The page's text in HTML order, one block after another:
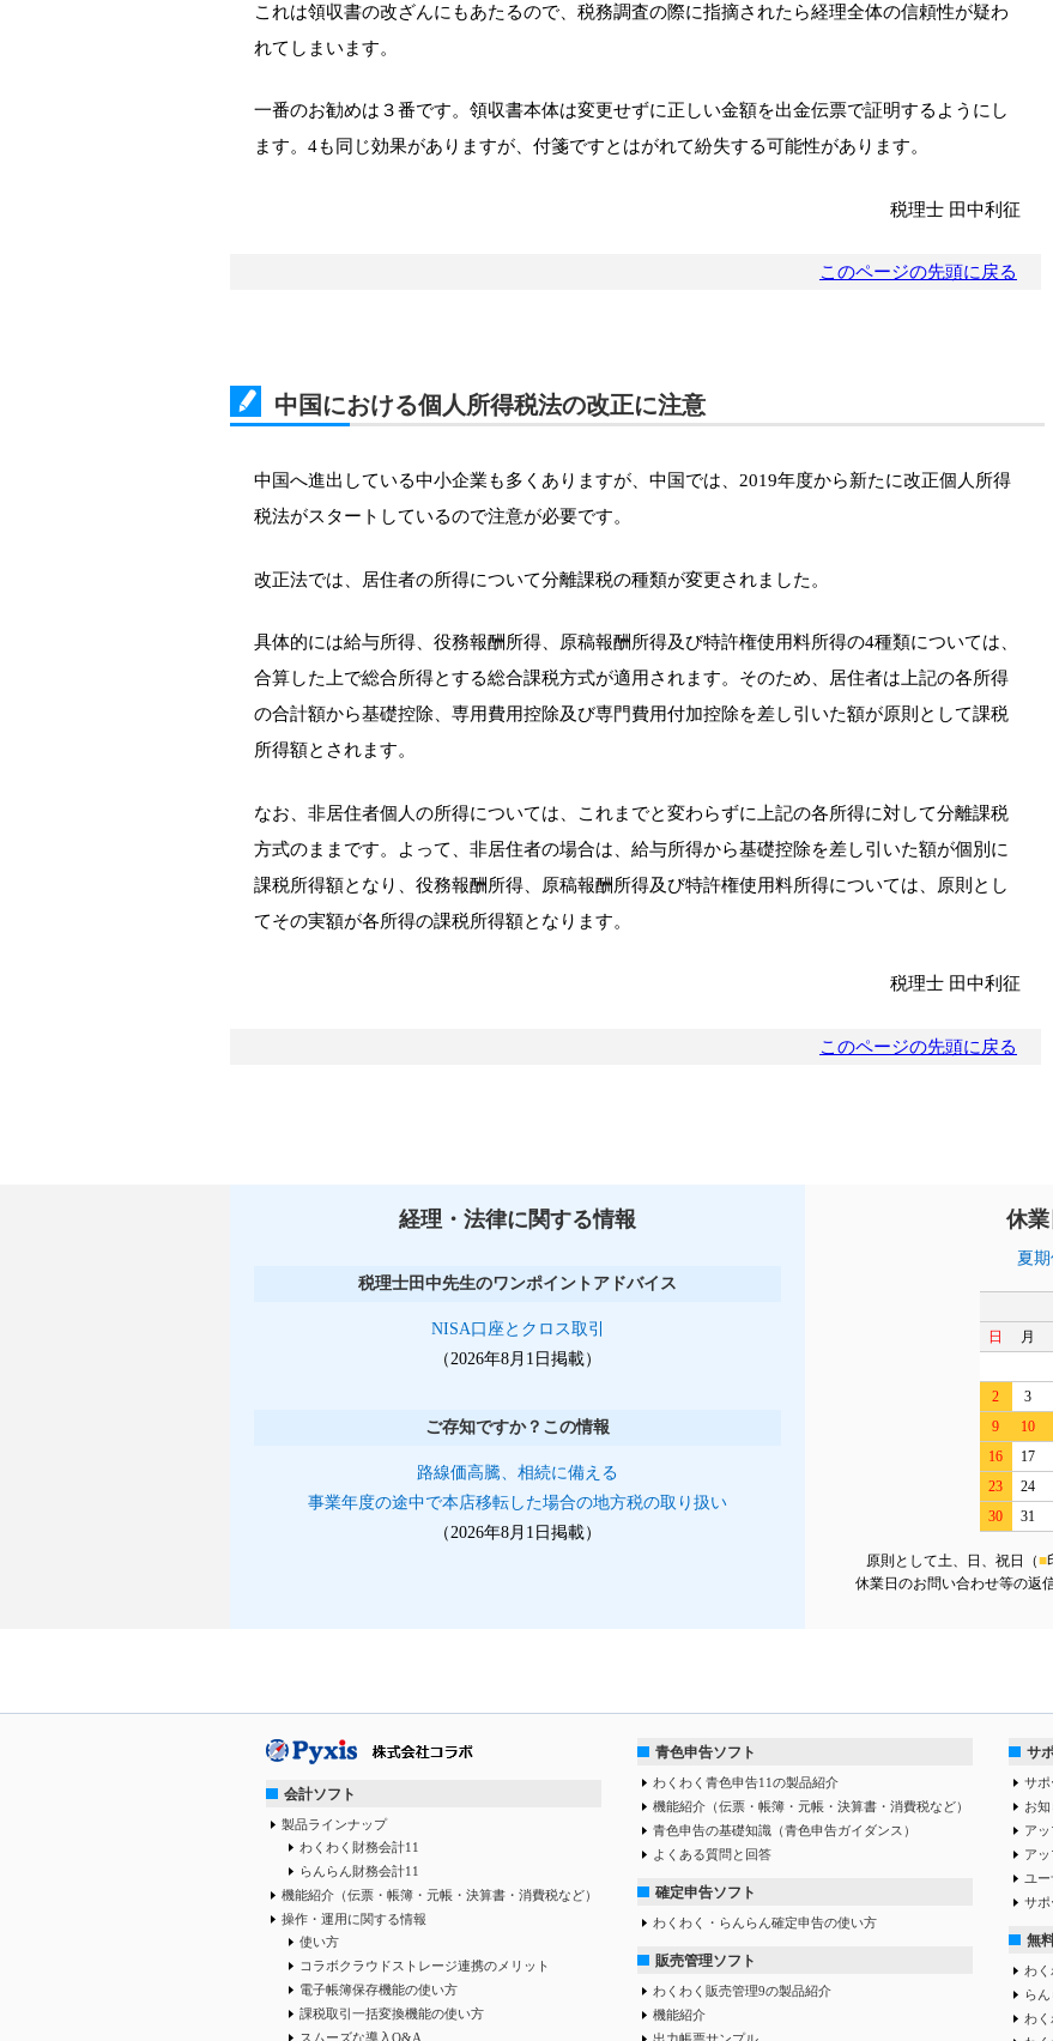
これは領収書の改ざんにもあたるので、税務調査の際に指摘されたら経理全体の信頼性が疑わ
れてしまいます。
一番のお勧めは３番です。領収書本体は変更せずに正しい金額を出金伝票で証明するようにし
ます。4も同じ効果がありますが、付箋ですとはがれて紛失する可能性があります。
税理士 田中利征
このページの先頭に戻る
中国における個人所得税法の改正に注意
中国へ進出している中小企業も多くありますが、中国では、2019年度から新たに改正個人所得
税法がスタートしているので注意が必要です。
改正法では、居住者の所得について分離課税の種類が変更されました。
具体的には給与所得、役務報酬所得、原稿報酬所得及び特許権使用料所得の4種類については、
合算した上で総合所得とする総合課税方式が適用されます。そのため、居住者は上記の各所得
の合計額から基礎控除、専用費用控除及び専門費用付加控除を差し引いた額が原則として課税
所得額とされます。
なお、非居住者個人の所得については、これまでと変わらずに上記の各所得に対して分離課税
方式のままです。よって、非居住者の場合は、給与所得から基礎控除を差し引いた額が個別に
課税所得額となり、役務報酬所得、原稿報酬所得及び特許権使用料所得については、原則とし
てその実額が各所得の課税所得額となります。
税理士 田中利征
このページの先頭に戻る
経理・法律に関する情報
税理士田中先生のワンポイントアドバイス
NISA口座とクロス取引
（2026年8月1日掲載）
ご存知ですか？この情報
路線価高騰、相続に備える
事業年度の途中で本店移転した場合の地方税の取り扱い
（2026年8月1日掲載）
休
夏
日
月
2
3
9
10
16
17
23
24
30
31
原則として土、日、祝日（■
休業日のお問い合わせ等の返
会計ソフト
製品ラインナップ
わくわく財務会計11
らんらん財務会計11
機能紹介（伝票・帳簿・元帳・決算書・消費税など）
操作・運用に関する情報
使い方
コラボクラウドストレージ連携のメリット
電子帳簿保存機能の使い方
課税取引一括変換機能の使い方
スムーズな導入Q&A
青色申告ソフト
わくわく青色申告11の製品紹介
機能紹介（伝票・帳簿・元帳・決算書・消費税など）
青色申告の基礎知識（青色申告ガイダンス）
よくある質問と回答
確定申告ソフト
わくわく・らんらん確定申告の使い方
販売管理ソフト
わくわく販売管理9の製品紹介
機能紹介
出力帳票サンプル
サ
サポ
お
ア
ア
ユ
サポ
無
わ
ら
わ